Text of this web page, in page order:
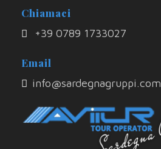
Chiamaci
+39 0789 1733027
Email
info@sardegnagruppi.com